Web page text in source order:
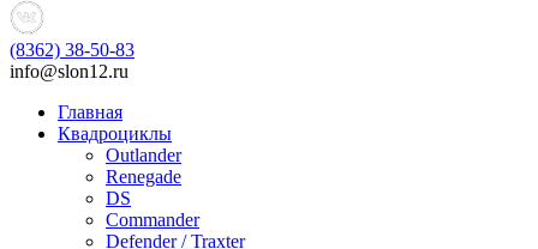
(8362) 38-50-83
info@slon12.ru
Главная
Квадроциклы
Outlander
Renegade
DS
Commander
Defender / Traxter